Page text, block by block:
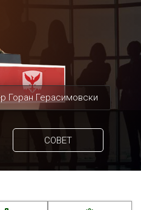
Горан Герасимовски
СОВЕТ